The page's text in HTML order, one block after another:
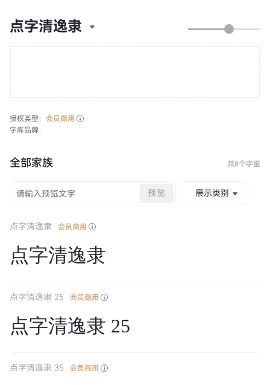
点字清逸隶
授权类型： 会员商用
字库品牌：
全部家族 共8个字重
预览 展示类别
点字清逸隶 会员商用
点字清逸隶
点字清逸隶 25 会员商用
点字清逸隶 25
点字清逸隶 35 会员商用